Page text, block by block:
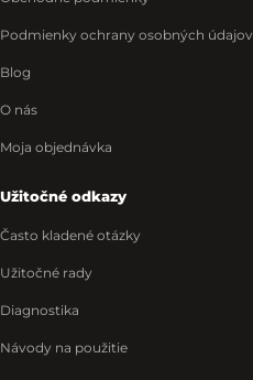
Podmienky ochrany osobných údajov
Blog
O nás
Moja objednávka
Užitočné odkazy
Často kladené otázky
Užitočné rady
Diagnostika
Návody na použitie